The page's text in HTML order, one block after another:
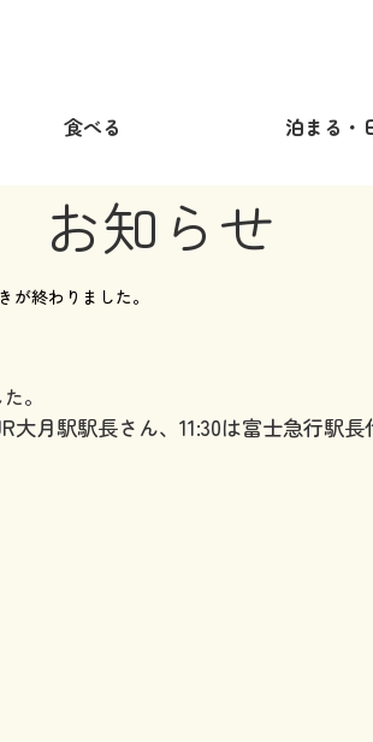
食べる 泊まる・
お知らせ
が終わりました。
。
大月駅駅長さん、11:30は富士急行駅